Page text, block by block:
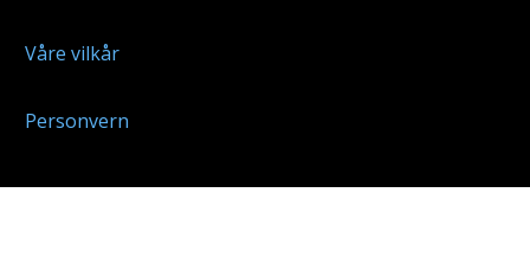
Våre vilkår
Personvern